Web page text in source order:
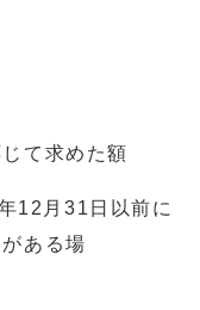
て求めた額
12月31日以前に
ある場